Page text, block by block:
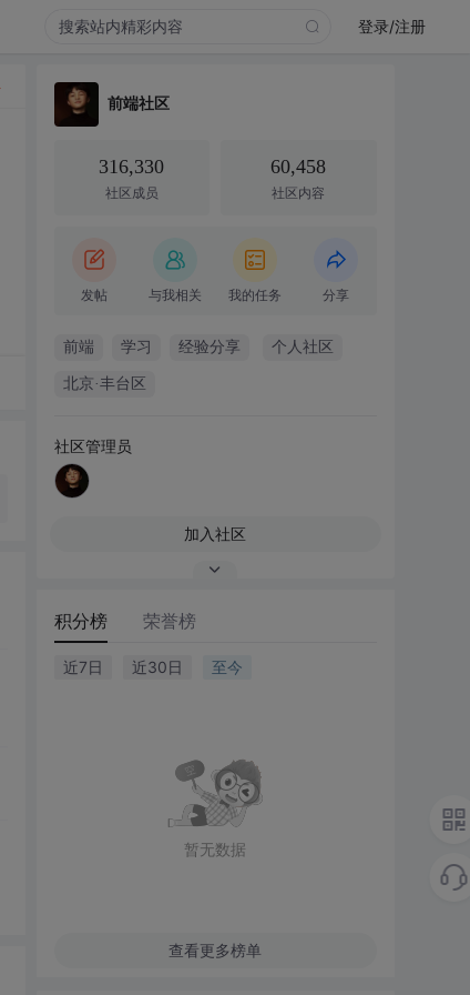
登录/注册
前端社区
316,330
社区成员
60,458
社区内容
发帖 与我相关 我的任务 分享
前端 学习 经验分享 个人社区
北京·丰台区
社区管理员
加入社区
积分榜 荣誉榜
近7日 近30日 至今
暂无数据
查看更多榜单